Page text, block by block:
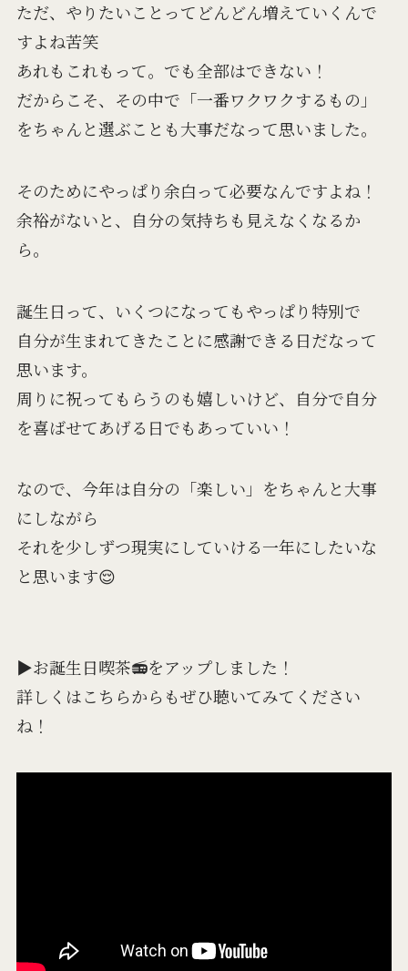
ただ、やりたいことってどんどん増えていくんで
すよね苦笑
あれもこれもって。でも全部はできない！
だからこそ、その中で「一番ワクワクするもの」
をちゃんと選ぶことも大事だなって思いました。
そのためにやっぱり余白って必要なんですよね！
余裕がないと、自分の気持ちも見えなくなるか
ら。
誕生日って、いくつになってもやっぱり特別で
自分が生まれてきたことに感謝できる日だなって
思います。
周りに祝ってもらうのも嬉しいけど、自分で自分
を喜ばせてあげる日でもあっていい！
なので、今年は自分の「楽しい」をちゃんと大事
にしながら
それを少しずつ現実にしていける一年にしたいな
と思います😌
▶︎お誕生日喫茶📻をアップしました！
詳しくはこちらからもぜひ聴いてみてください
ね！